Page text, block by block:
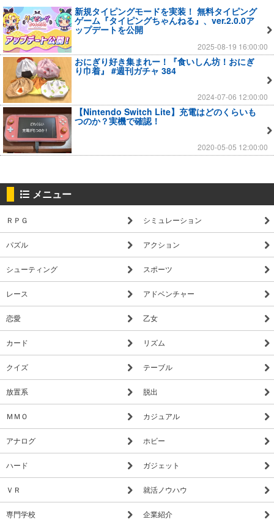
新規タイピングモードを実装！ 無料タイピング
ゲーム『タイピングちゃんねる』、ver.2.0.0ア
ップデートを公開
2025-08-19 16:00:00
おにぎり好き集まれー！『食いしん坊！おにぎ
り巾着』 #週刊ガチャ 384
2024-07-06 12:00:00
【Nintendo Switch Lite】充電はどのくらいも
つのか？実機で確認！
2020-05-05 12:00:00
メニュー
ＲＰＧ シミュレーション
パズル アクション
シューティング スポーツ
レース アドベンチャー
恋愛 乙女
カード リズム
クイズ テーブル
放置系 脱出
ＭＭＯ カジュアル
アナログ ホビー
ハード ガジェット
ＶＲ 就活ノウハウ
専門学校 企業紹介